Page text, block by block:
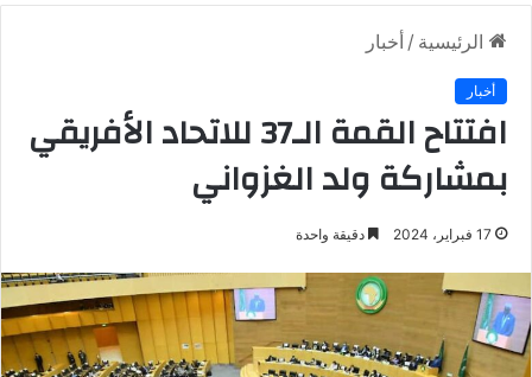
الرئيسية / أخبار
أخبار
افتتاح القمة الـ37 للاتحاد الأفريقي
بمشاركة ولد الغزواني
17 فبراير، 2024 دقيقة واحدة